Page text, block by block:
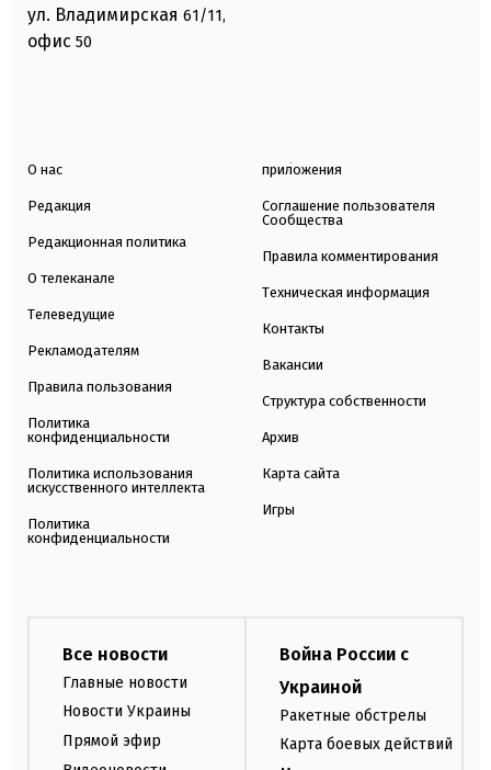
ул. Владимирская 61/11,
офис 50
О нас
Редакция
Редакционная политика
О телеканале
Телеведущие
Рекламодателям
Правила пользования
Политика
конфиденциальности
Политика использования
искусственного интеллекта
Политика
конфиденциальности
приложения
Соглашение пользователя
Сообщества
Правила комментирования
Техническая информация
Контакты
Вакансии
Структура собственности
Архив
Карта сайта
Игры
Все новости
Главные новости
Новости Украины
Прямой эфир
Война России с
Украиной
Ракетные обстрелы
Карта боевых действий